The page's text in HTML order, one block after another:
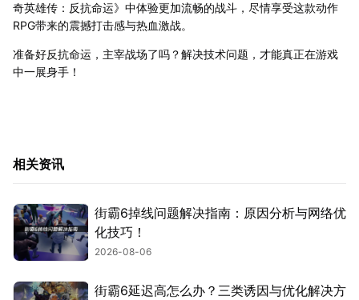
奇英雄传：反抗命运》中体验更加流畅的战斗，尽情享受这款动作
RPG带来的震撼打击感与热血激战。
准备好反抗命运，主宰战场了吗？解决技术问题，才能真正在游戏
中一展身手！
相关资讯
街霸6掉线问题解决指南：原因分析与网络优
化技巧！
2026-08-06
街霸6延迟高怎么办？三类诱因与优化解决方